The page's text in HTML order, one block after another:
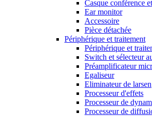
Casque conférence
Ear monitor
Accessoire
Pièce détachée
Périphérique et traitement
Périphérique et
Switch et sélecteur
Préamplificateur
Egaliseur
Eliminateur de larsen
Processeur d'effets
Processeur de
Processeur de